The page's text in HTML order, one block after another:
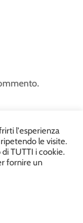
Chiavenna –
l'esperienza
le visite.
TUTTI i cookie.
fornire un